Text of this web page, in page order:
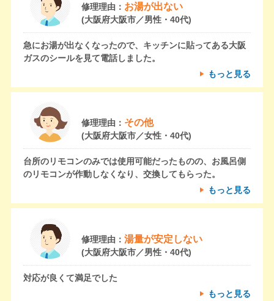
修理理由： お湯が出ない
(大阪府大阪市／男性・40代)
急にお湯が出なくなったので、キッチンに貼ってある大阪
ガスのシールを見て電話しました。
もっと見る
修理理由： その他
(大阪府大阪市／女性・40代)
台所のリモコンのみでは使用可能だったものの、お風呂側
のリモコンが作動しなくなり、交換してもらった。
もっと見る
修理理由： 湯量が安定しない
(大阪府大阪市／男性・40代)
対応が良くて満足でした
もっと見る